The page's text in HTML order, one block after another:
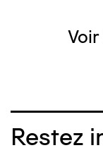
Restez